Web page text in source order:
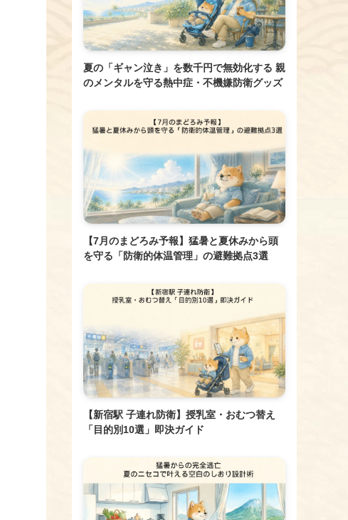
夏の「ギャン泣き」を数千円で無効化する 親
のメンタルを守る熱中症・不機嫌防衛グッズ
【7月のまどろみ予報】猛暑と夏休みから頭
を守る「防衛的体温管理」の避難拠点3選
【新宿駅 子連れ防衛】授乳室・おむつ替え
「目的別10選」即決ガイド